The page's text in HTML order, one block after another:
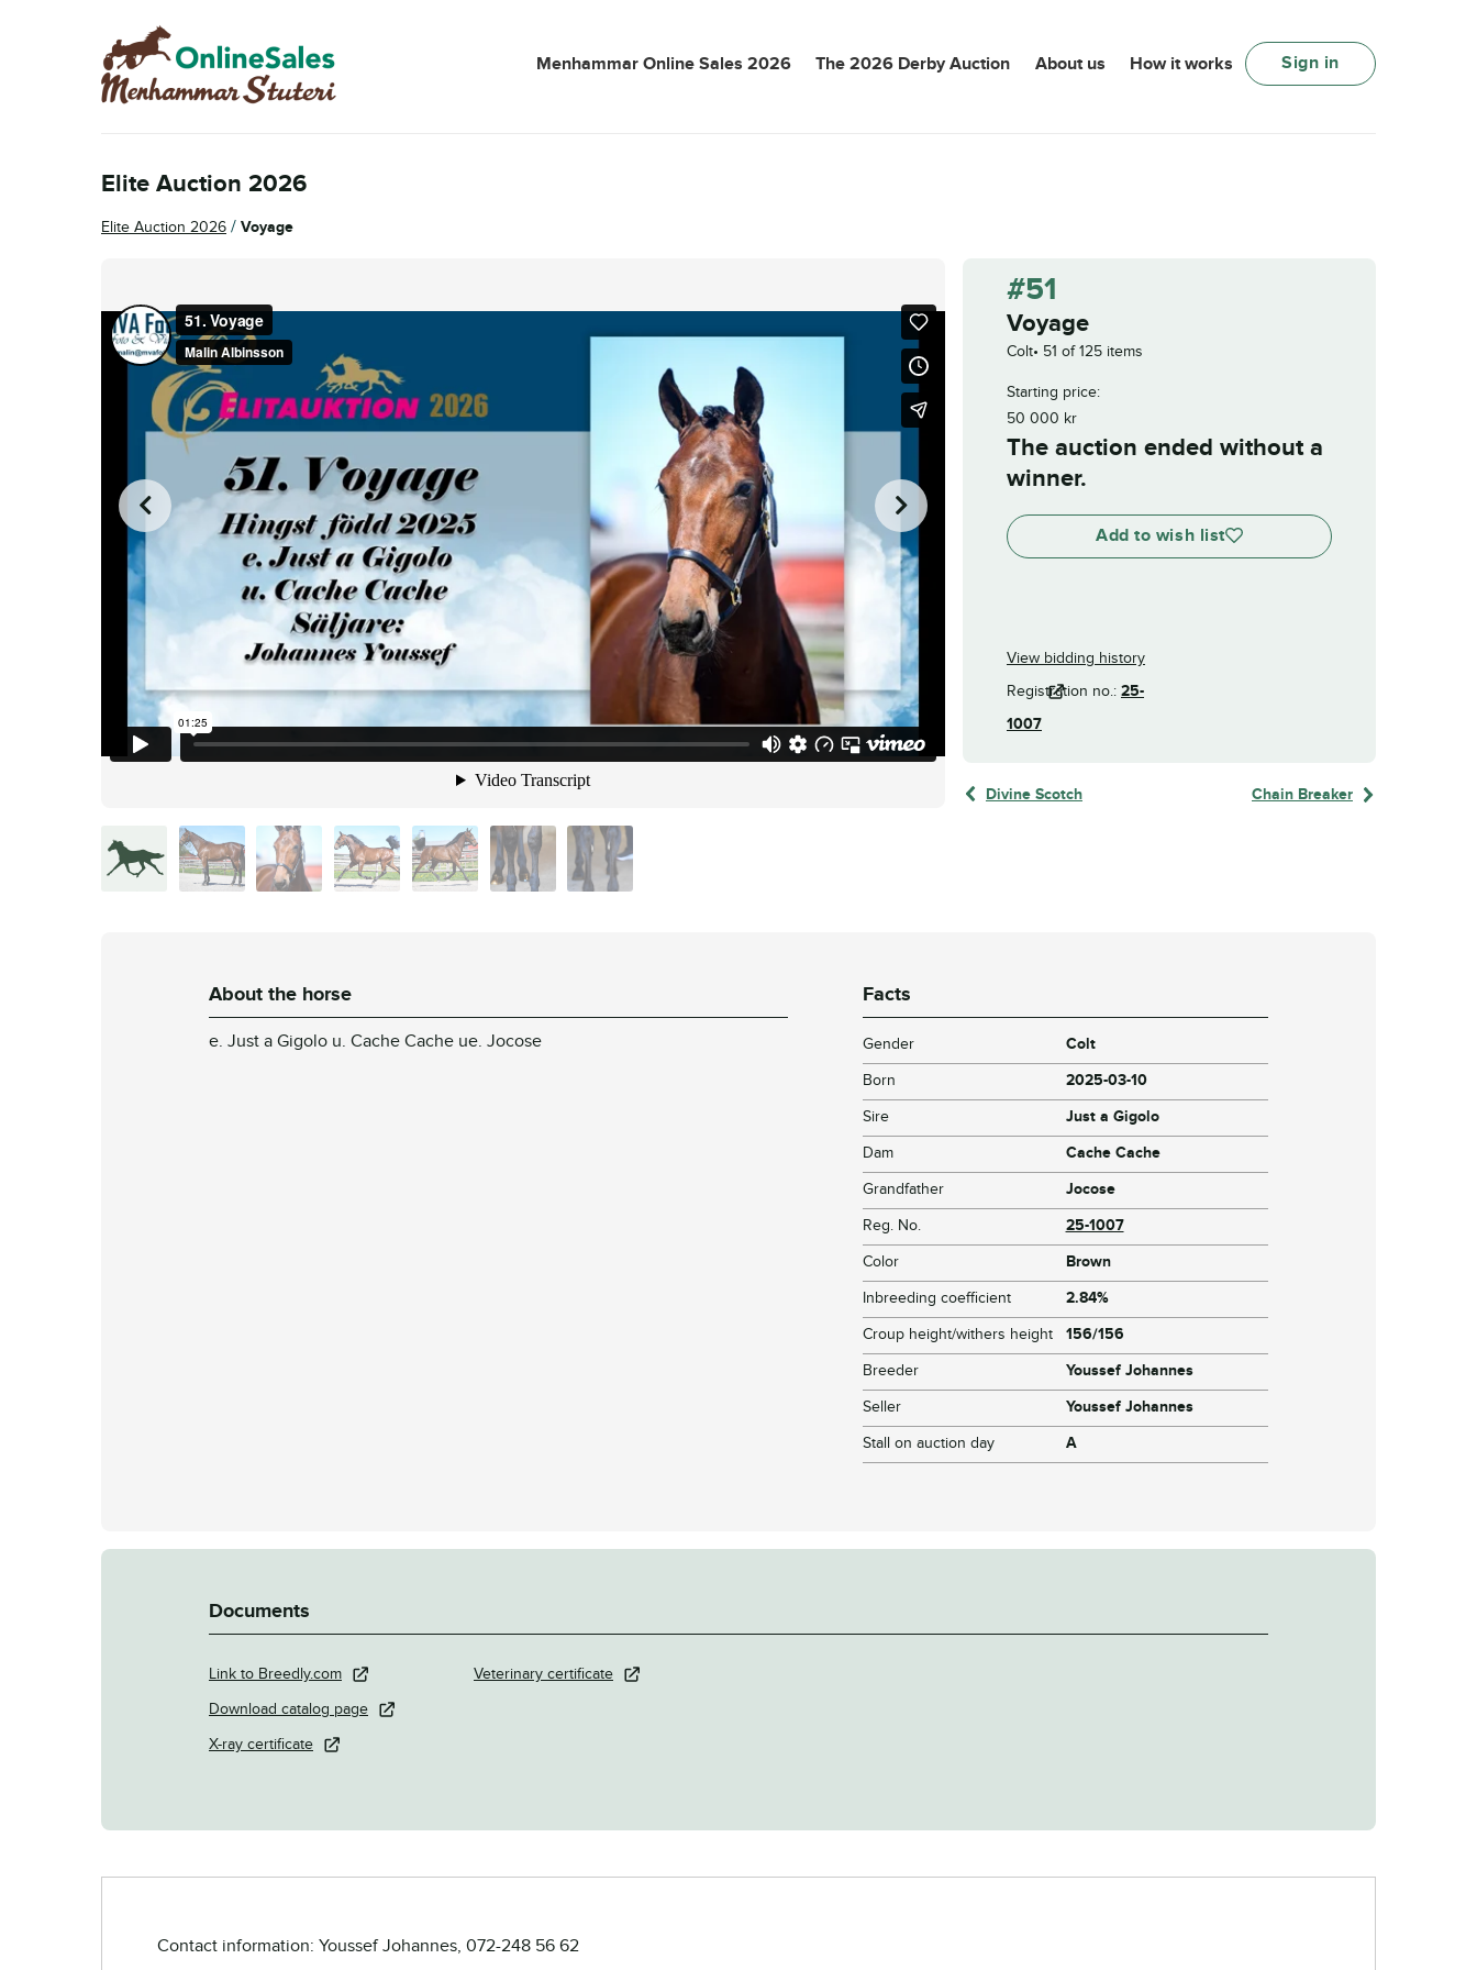
Skip
to
navigation
Skip
to
content
Menhammar Online Sales 2026 The 2026 Derby Auction About us How it works Sign in
Elite Auction 2026
Elite Auction 2026 / Voyage
#51
Voyage
Colt 51 of 125 items
Starting price:
50 000 kr
The auction ended without a
winner.
Add to wish list
View bidding history
Registration no.: 25-
1007
Divine Scotch Chain Breaker
About the horse
e. Just a Gigolo u. Cache Cache ue. Jocose
Facts
Gender
Colt
Born
2025-03-10
Sire
Just a Gigolo
Dam
Cache Cache
Grandfather
Jocose
Reg. No.
25-1007
Color
Brown
Inbreeding coefficient
2.84%
Croup height/withers height
156/156
Breeder
Youssef Johannes
Seller
Youssef Johannes
Stall on auction day
A
Documents
Link to Breedly.com
Download catalog page
X-ray certificate
Veterinary certificate
Contact information: Youssef Johannes, 072-248 56 62